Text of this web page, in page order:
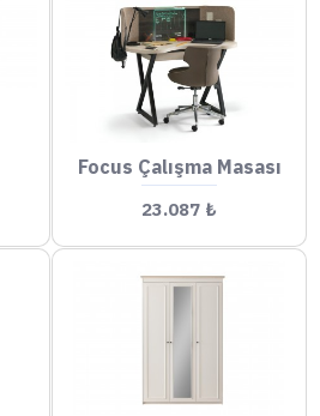
Focus Çalışma Masası
23.087 ₺